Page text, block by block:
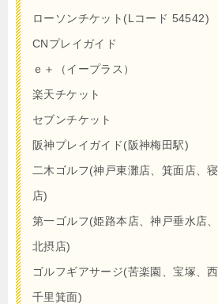
ローソンチケット(Lコード 54542)
CNプレイガイド
ｅ＋（イープラス）
楽天チケット
セブンチケット
阪神プレイガイド(阪神梅田駅)
二木ゴルフ(神戸東灘店、箕面店、
店)
第一ゴルフ(姫路本店、神戸垂水店
北摂店)
ゴルフギアサージ(苦楽園、宝塚、
千里箕面)